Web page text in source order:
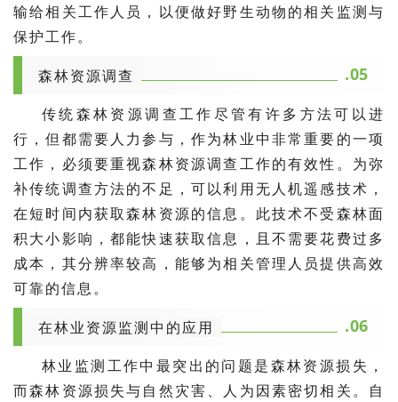
输给相关工作人员，以便做好野生动物的相关监测与
保护工作。
森林资源调查
.05
传统森林资源调查工作尽管有许多方法可以进
行，但都需要人力参与，作为林业中非常重要的一项
工作，必须要重视森林资源调查工作的有效性。为弥
补传统调查方法的不足，可以利用无人机遥感技术，
在短时间内获取森林资源的信息。此技术不受森林面
积大小影响，都能快速获取信息，且不需要花费过多
成本，其分辨率较高，能够为相关管理人员提供高效
可靠的信息。
在林业资源监测中的应用
.06
林业监测工作中最突出的问题是森林资源损失，
而森林资源损失与自然灾害、人为因素密切相关。自